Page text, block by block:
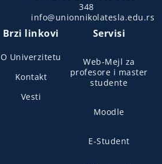
348
info@unionnikolatesla.edu.rs
Brzi linkovi
O Univerzitetu
Kontakt
Vesti
Servisi
Web-Mejl za
profesore i master
studente
Moodle
E-Student